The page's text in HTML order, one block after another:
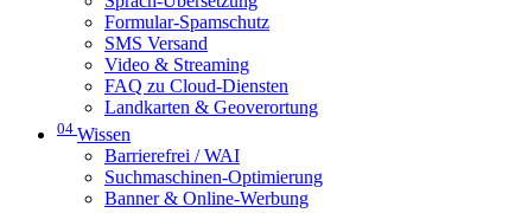
Formular-Spamschutz
SMS Versand
Video & Streaming
FAQ zu Cloud-Diensten
Landkarten & Geoverortung
04 Wissen
Barrierefrei / WAI
Suchmaschinen-Optimierung
Banner & Online-Werbung